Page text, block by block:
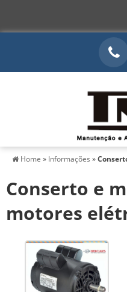
Home » Informações »
Conserto e
motores